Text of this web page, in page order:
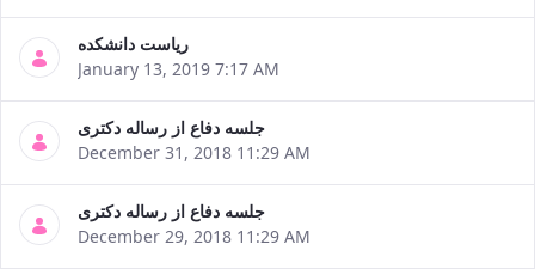
ریاست دانشکده
January 13, 2019 7:17 AM
جلسه دفاع از رساله دکتری
December 31, 2018 11:29 AM
جلسه دفاع از رساله دکتری
December 29, 2018 11:29 AM